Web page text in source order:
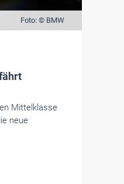
Foto: © BMW
Mittelklasse
neue